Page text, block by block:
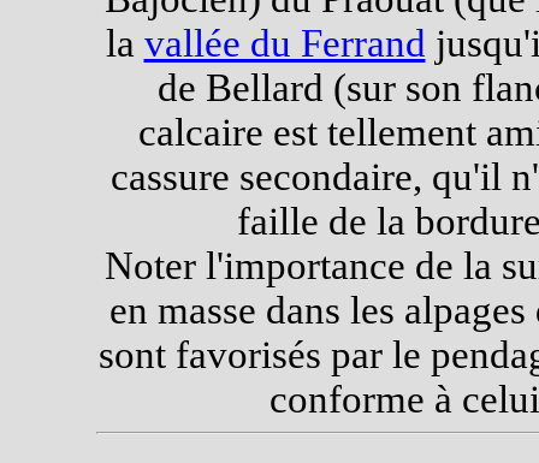
la vallée du Ferrand
de Bellard (sur son
calcaire est tellement
cassure secondaire, qu'il
faille de la
Noter l'importance de la
en masse dans les
sont favorisés par le
conforme à